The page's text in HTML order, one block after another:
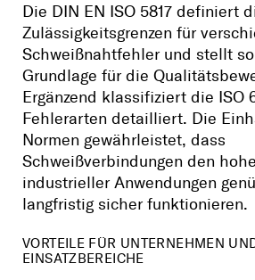
Die DIN EN ISO 5817 definiert
Zulässigkeitsgrenzen für
Schweißnahtfehler und stellt
Grundlage für die
Ergänzend klassifiziert die ISO
Fehlerarten detailliert. Die
Normen gewährleistet, dass
Schweißverbindungen den
industrieller Anwendungen
langfristig sicher funktionieren.
VORTEILE FÜR UNTERNEHMEN
EINSATZBEREICHE